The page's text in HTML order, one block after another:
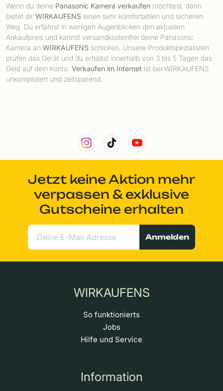
Wenn du deine Panasonic Kamera verkaufen möchtest, dann
bietet dir WIRKAUFENS einen sehr komfortablen und sicheren
Weg. Du erfährst in wenigen Augenblicken den aktuellen
Ankaufpreis und kannst versandkostenfrei deine Panasonic
Kamera an WIRKAUFENS schicken. Unsere Produktspezialisten
prüfen das Gerät und du erhältst innerhalb von 3 bis 5 Tagen das
Geld auf dein Konto. Verkaufen im Internet ist bei WIRKAUFENS
unkompliziert und zeitsparend.
Jetzt keine Aktion mehr
verpassen & exklusive
Gutscheine erhalten
Anmelden
WIRKAUFENS
So funktionierts
Jobs
Hilfe und Service
Information